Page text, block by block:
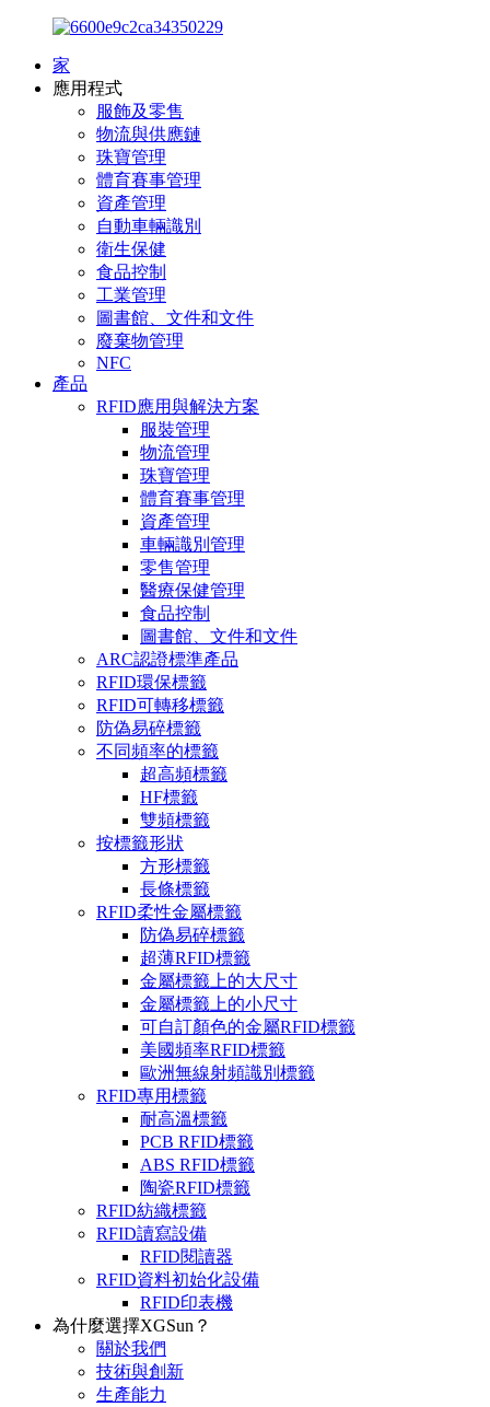
家
應用程式
服飾及零售
物流與供應鏈
珠寶管理
體育賽事管理
資產管理
自動車輛識別
衛生保健
食品控制
工業管理
圖書館、文件和文件
廢棄物管理
NFC
產品
RFID應用與解決方案
服裝管理
物流管理
珠寶管理
體育賽事管理
資產管理
車輛識別管理
零售管理
醫療保健管理
食品控制
圖書館、文件和文件
ARC認證標準產品
RFID環保標籤
RFID可轉移標籤
防偽易碎標籤
不同頻率的標籤
超高頻標籤
HF標籤
雙頻標籤
按標籤形狀
方形標籤
長條標籤
RFID柔性金屬標籤
防偽易碎標籤
超薄RFID標籤
金屬標籤上的大尺寸
金屬標籤上的小尺寸
可自訂顏色的金屬RFID標籤
美國頻率RFID標籤
歐洲無線射頻識別標籤
RFID專用標籤
耐高溫標籤
PCB RFID標籤
ABS RFID標籤
陶瓷RFID標籤
RFID紡織標籤
RFID讀寫設備
RFID閱讀器
RFID資料初始化設備
RFID印表機
為什麼選擇XGSun？
關於我們
技術與創新
生產能力